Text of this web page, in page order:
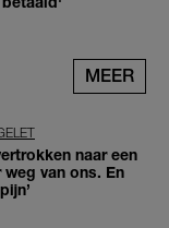
MEER
naar een
weg van ons. En